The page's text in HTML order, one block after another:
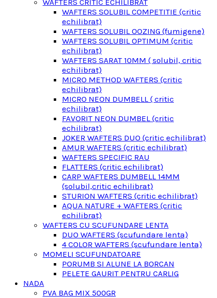
WAFTERS CRITIC ECHILIBRAT
WAFTERS SOLUBIL COMPETITIE (critic
echilibrat)
WAFTERS SOLUBIL OOZING (fumigene)
WAFTERS SOLUBIL OPTIMUM (critic
echilibrat)
WAFTERS SARAT 10MM ( solubil, critic
echilibrat)
MICRO METHOD WAFTERS (critic
echilibrat)
MICRO NEON DUMBELL ( critic
echilibrat)
FAVORIT NEON DUMBEL (critic
echilibrat)
JOKER WAFTERS DUO (critic echilibrat)
AMUR WAFTERS (critic echilibrat)
WAFTERS SPECIFIC RAU
FLATTERS (critic echilibrat)
CARP WAFTERS DUMBELL 14MM
(solubil,critic echilibrat)
STURION WAFTERS (critic echilibrat)
AQUA NATURE + WAFTERS (critic
echilibrat)
WAFTERS CU SCUFUNDARE LENTA
DUO WAFTERS (scufundare lenta)
4 COLOR WAFTERS (scufundare lenta)
MOMELI SCUFUNDATOARE
PORUMB SI ALUNE LA BORCAN
PELETE GAURIT PENTRU CARLIG
NADA
PVA BAG MIX 500GR